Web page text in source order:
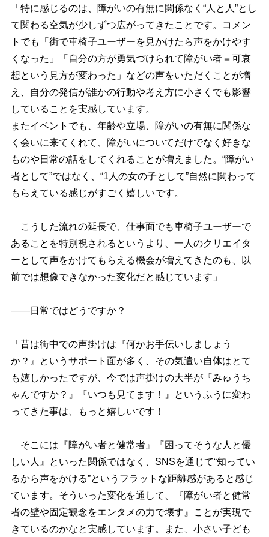
「特に感じるのは、障がいの有無に関係なく“人と人”とし
て関わる空気が少しずつ広がってきたことです。コメン
トでも「街で車椅子ユーザーを見かけたら声をかけやす
くなった」「自分の方が勇気づけられて障がい者＝可哀
想という見方が変わった」などの声をいただくことが増
え、自分の発信が誰かの行動や考え方に小さくでも影響
していることを実感しています。
またイベントでも、年齢や立場、障がいの有無に関係な
く会いに来てくれて、障がいについてだけでなく好きな
ものや日常の話をしてくれることが増えました。“障がい
者として”ではなく、“1人の女の子として”自然に関わって
もらえている感じがすごく嬉しいです。
こうした流れの延長で、仕事面でも車椅子ユーザーで
あることを特別視されるというより、一人のクリエイタ
ーとして声をかけてもらえる機会が増えてきたのも、以
前では想像できなかった変化だと感じています」
――日常ではどうですか？
「昔は街中での声掛けは『何かお手伝いしましょう
か？』というサポート面が多く、その気遣い自体はとて
も嬉しかったですが、今では声掛けの大半が『みゅうち
ゃんですか？』『いつも見てます！』というふうに変わ
ってきた事は、もっと嬉しいです！
そこには『障がい者と健常者』『困ってそうな人と優
しい人』といった関係ではなく、SNSを通じて“知ってい
るから声をかける”というフラットな距離感があると感じ
ています。そういった変化を通して、『障がい者と健常
者の壁や固定観念をエンタメの力で壊す』ことが実現で
きているのかなと実感しています。また、小さい子ども